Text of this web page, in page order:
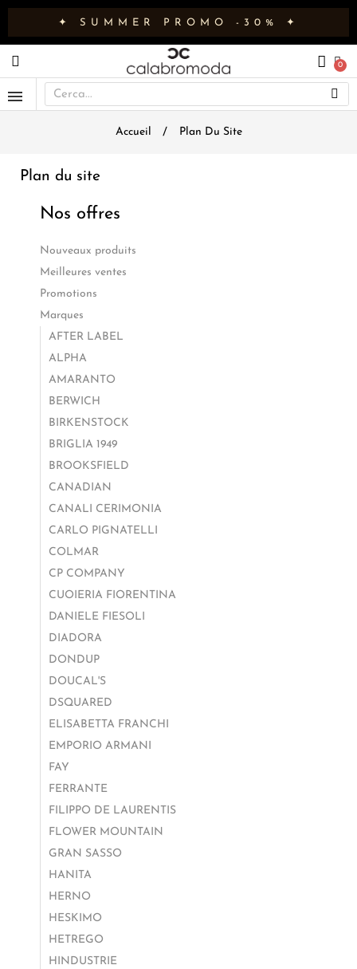
✦ SUMMER PROMO -30% ✦
Accueil Plan Du Site
Plan du site
Nos offres
Nouveaux produits
Meilleures ventes
Promotions
Marques
AFTER LABEL
ALPHA
AMARANTO
BERWICH
BIRKENSTOCK
BRIGLIA 1949
BROOKSFIELD
CANADIAN
CANALI CERIMONIA
CARLO PIGNATELLI
COLMAR
CP COMPANY
CUOIERIA FIORENTINA
DANIELE FIESOLI
DIADORA
DONDUP
DOUCAL'S
DSQUARED
ELISABETTA FRANCHI
EMPORIO ARMANI
FAY
FERRANTE
FILIPPO DE LAURENTIS
FLOWER MOUNTAIN
GRAN SASSO
HANITA
HERNO
HESKIMO
HETREGO
HINDUSTRIE